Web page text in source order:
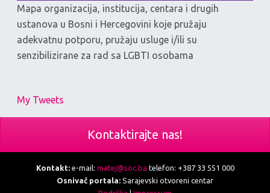
Mapa organizacija, institucija, centara i drugih
ustanova u Bosni i Hercegovini koje pružaju
adekvatnu potporu, pružaju usluge i/ili su
senzibilizirane za rad sa LGBTI osobama
My Tweets
Kontaktirajte nas!
Kontakt:e-mail: matej@soc.ba telefon: +387 33 551 000
Osnivač portala: Sarajevski otvoreni centar